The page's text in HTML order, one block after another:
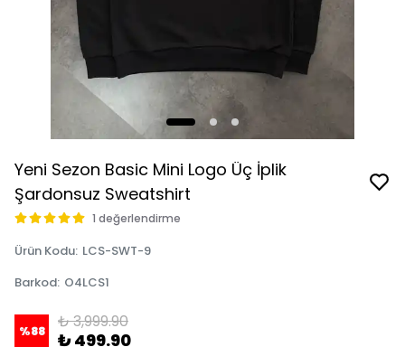
Yeni Sezon Basic Mini Logo Üç İplik
Şardonsuz Sweatshirt
1 değerlendirme
Ürün Kodu: LCS-SWT-9
Barkod: O4LCS1
%88 ₺ 3,999.90
₺ 499.90